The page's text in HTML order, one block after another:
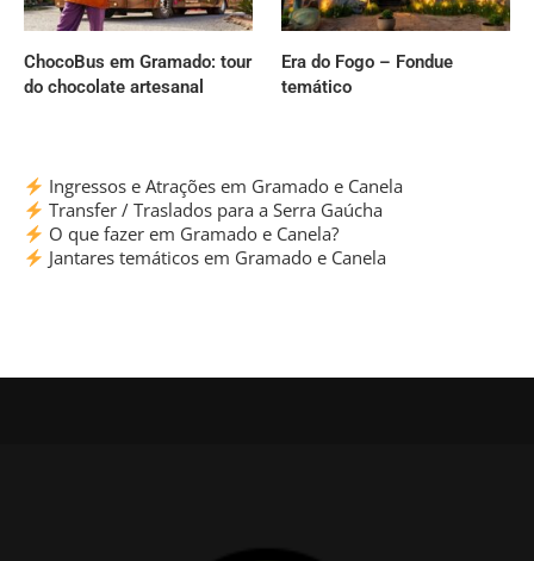
ChocoBus em Gramado: tour
do chocolate artesanal
Era do Fogo – Fondue
temático
Ingressos e Atrações em Gramado e Canela
Transfer / Traslados para a Serra Gaúcha
O que fazer em Gramado e Canela?
Jantares temáticos em Gramado e Canela